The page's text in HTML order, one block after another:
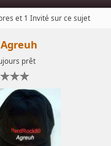
et 1 Invité sur ce sujet
Agreuh
prêt